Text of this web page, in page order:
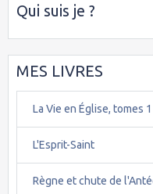
Qui suis je ?
MES LIVRES
La Vie en Église, tomes
L'Esprit-Saint
Règne et chute de